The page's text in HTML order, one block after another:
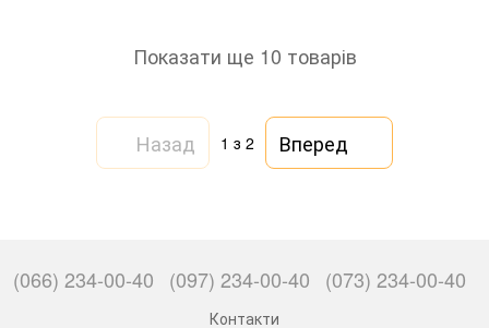
Показати ще 10 товарів
Назад 1 з 2 Вперед
(066) 234-00-40 (097) 234-00-40 (073) 234-00-40
Контакти